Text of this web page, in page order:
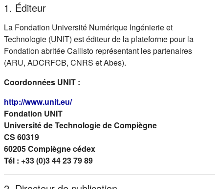
1. Éditeur
La Fondation Université Numérique Ingénierie et
Technologie (UNIT) est éditeur de la plateforme pour la
Fondation abritée Callisto représentant les partenaires
(ARU, ADCRFCB, CNRS et Abes).
Coordonnées UNIT :
http://www.unit.eu/(s'ouvre dans un nouvel onglet)
Fondation UNIT
Université de Technologie de Compiègne
CS 60319
60205 Compiègne cédex
Tél : +33 (0)3 44 23 79 89